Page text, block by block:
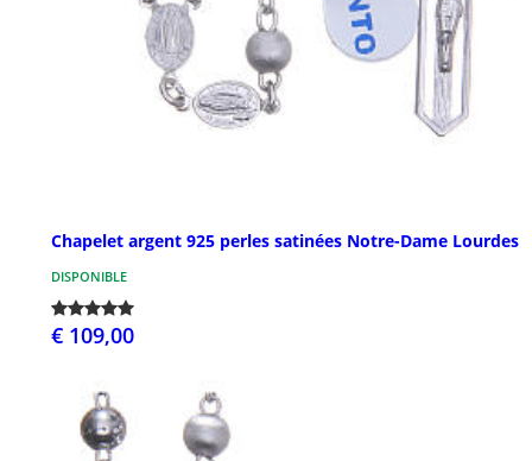
Chapelet argent 925 perles satinées Notre-Dame Lourdes
DISPONIBLE
€ 109,00